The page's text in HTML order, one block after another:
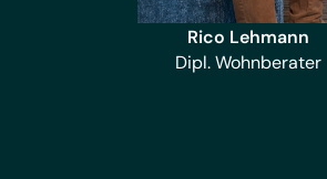
Rico Lehmann
Dipl. Wohnberater